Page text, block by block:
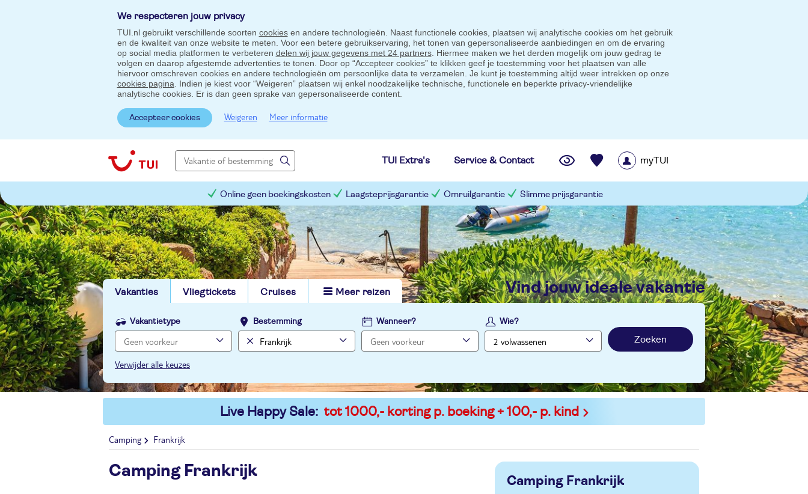
We respecteren jouw privacy
TUI.nl gebruikt verschillende soorten cookiesen andere technologieën. Naast functionele cookies, plaatsen wij analytische cookies om het gebruik
en de kwaliteit van onze website te meten. Voor een betere gebruikservaring, het tonen van gepersonaliseerde aanbiedingen en om de ervaring
op social media platformen te verbeteren delen wij jouw gegevens met 24 partners. Hiermee maken we het derden mogelijk om jouw gedrag te
volgen en daarop afgestemde advertenties te tonen. Door op “Accepteer cookies” te klikken geef je toestemming voor het plaatsen van alle
hiervoor omschreven cookies en andere technologieën om persoonlijke data te verzamelen. Je kunt je toestemming altijd weer intrekken op onze
cookies pagina . Indien je kiest voor “Weigeren” plaatsen wij enkel noodzakelijke technische, functionele en beperkte privacy-vriendelijke
analytische cookies. Er is dan geen sprake van gepersonaliseerde content.
Accepteer cookies Weigeren Meer informatie
TUI Extra's Service & Contact myTUI
Online geen boekingskosten Laagsteprijsgarantie Omruilgarantie Slimme prijsgarantie
Vakanties Vliegtickets Cruises Meer reizen vind jouw ideale vakantie
Vakantietype Bestemming Wanneer? Wie?
Zoeken
Verwijder alle keuzes
Live Happy Sale: tot 1000,- korting p. boeking + 100,- p. kind
Camping Frankrijk
Camping Frankrijk
Camping Frankrijk